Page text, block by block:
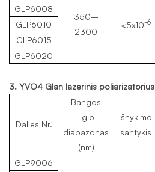
350–
2300
<5x10-6
GLP6008
GLP6010
GLP6015
GLP6020
3. YVO4 Glan lazerinis poliarizatorius
Dalies Nr.
Bangos
ilgio
diapazonas
(nm)
Išnykimo
santykis
GLP9006